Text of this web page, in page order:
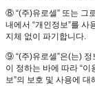
⑧ “(주)유로셀” 또는 그
내에서 “개인정보”를 사
지체 없이 파기합니다.
⑨ “(주)유로셀”은(는)
이 정하는 바에 따라 “이
보”의 보호 및 사용에 대